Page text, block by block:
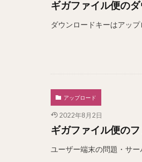
ギガファイル便の
ダウンロードキーはアッ
アップロード
2022年8月2日
ギガファイル便の
ユーザー端末の問題・サ